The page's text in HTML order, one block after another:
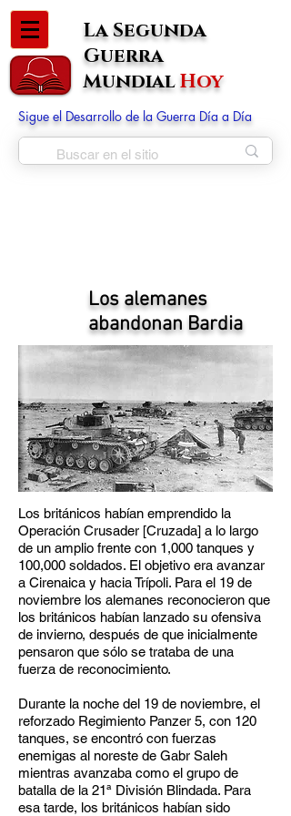
La Segunda
Guerra
MundialHoy
Sigue el Desarrollo de la Guerra Día a Día
Los alemanes
abandonan Bardia
Los británicos habían emprendido la
Operación Crusader [Cruzada] a lo largo
de un amplio frente con 1,000 tanques y
100,000 soldados. El objetivo era avanzar
a Cirenaica y hacia Trípoli. Para el 19 de
noviembre los alemanes reconocieron que
los británicos habían lanzado su ofensiva
de invierno, después de que inicialmente
pensaron que sólo se trataba de una
fuerza de reconocimiento.
Durante la noche del 19 de noviembre, el
reforzado Regimiento Panzer 5, con 120
tanques, se encontró con fuerzas
enemigas al noreste de Gabr Saleh
mientras avanzaba como el grupo de
batalla de la 21ª División Blindada. Para
esa tarde, los británicos habían sido